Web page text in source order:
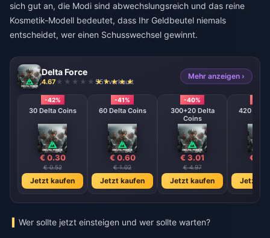
sich gut an, die Modi sind abwechslungsreich und das reine
Kosmetik-Modell bedeutet, dass Ihr Geldbeutel niemals
entscheidet, wer einen Schusswechsel gewinnt.
Delta Force
4.67 551 verkauft
Mehr anzeigen ›
-42%
30 Delta Coins
€ 0.30
€ 0.52
Jetzt kaufen
-41%
60 Delta Coins
€ 0.60
€ 1.02
Jetzt kaufen
-40%
300+20 Delta
Coins
€ 3.01
€ 4.97
Jetzt kaufen
420 + 40
€
Jetzt
Wer sollte jetzt einsteigen und wer sollte warten?